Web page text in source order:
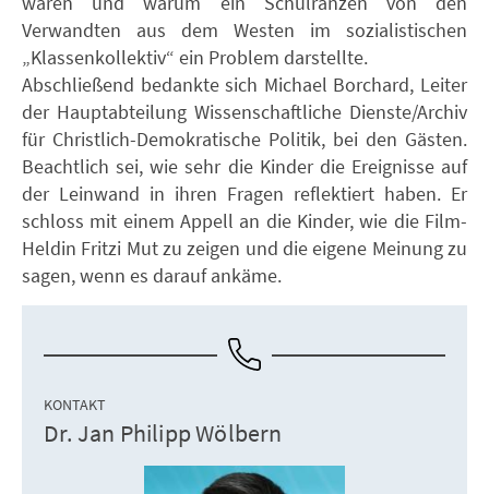
Verwandten aus dem Westen im sozialistischen
„Klassenkollektiv“ ein Problem darstellte.
Abschließend bedankte sich Michael Borchard, Leiter
der Hauptabteilung Wissenschaftliche Dienste/Archiv
für Christlich-Demokratische Politik, bei den Gästen.
Beachtlich sei, wie sehr die Kinder die Ereignisse auf
der Leinwand in ihren Fragen reflektiert haben. Er
schloss mit einem Appell an die Kinder, wie die Film-
Heldin Fritzi Mut zu zeigen und die eigene Meinung zu
sagen, wenn es darauf ankäme.
KONTAKT
Dr. Jan Philipp Wölbern